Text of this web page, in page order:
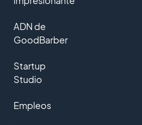
ADN de
GoodBarber
Startup
Studio
Empleos